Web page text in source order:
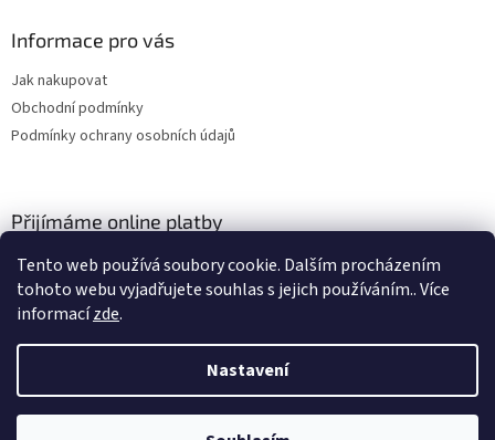
Tento web používá soubory cookie. Dalším procházením
tohoto webu vyjadřujete souhlas s jejich používáním.. Více
informacízde.
Nastavení
Informace pro vás
Jak nakupovat
Obchodní podmínky
Podmínky ochrany osobních údajů
Přijímáme online platby
Vytvořil Shoptet